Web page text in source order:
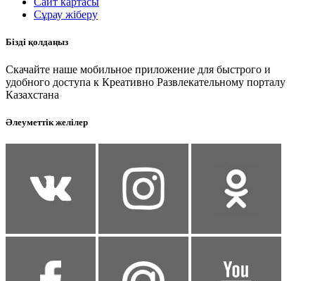
Сұрау жіберу
Бізді қолдаңыз
Скачайте наше мобильное приложение для быстрого и
удобного доступа к Креативно Развлекательному порталу
Казахстана
Әлеуметтік желілер